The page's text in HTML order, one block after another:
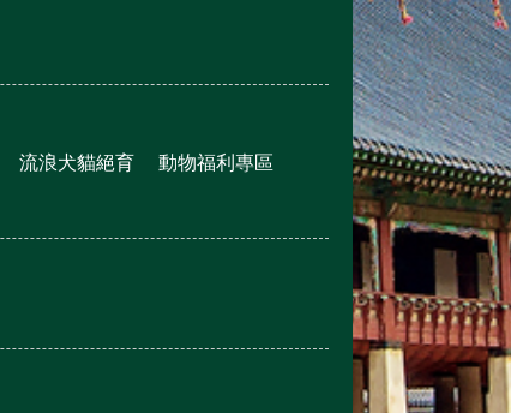
流浪犬貓絕育 動物福利專區